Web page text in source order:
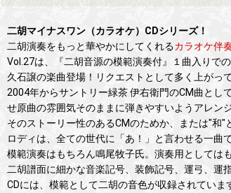
二胡マイナスワン（カラオケ）CDシリーズ！
二胡演奏をもっと華やかにしてくれるカラオケ伴
Vol.27は、『二胡音源の模範演奏付』１曲入りでの
久石譲の楽曲登場！リクエストとして多く上がっ
2004年からサントリー緑茶 伊右衛門のCM曲と
せ原曲の雰囲気そのままに弾きやすいようアレン
そのストーリー性のあるCMのためか、または"和
ロディは、全ての世代に「あ！」と言わせる一曲
模範演奏はもちろん鳴尾牧子氏。演奏用としては
二胡譜面に細かな音楽記号、装飾記号、運弓、運
CDには、模範として二胡の音色が収録されてい